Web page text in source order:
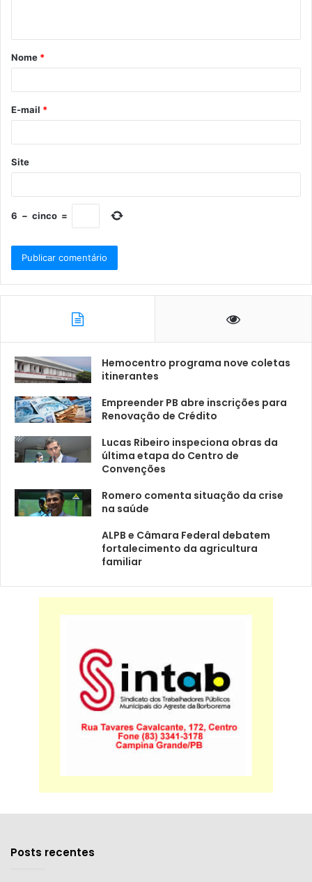
Nome *
E-mail *
Site
6 − cinco =
Hemocentro programa nove coletas
itinerantes
Empreender PB abre inscrições para
Renovação de Crédito
Lucas Ribeiro inspeciona obras da
última etapa do Centro de
Convenções
Romero comenta situação da crise
na saúde
ALPB e Câmara Federal debatem
fortalecimento da agricultura
familiar
Posts recentes